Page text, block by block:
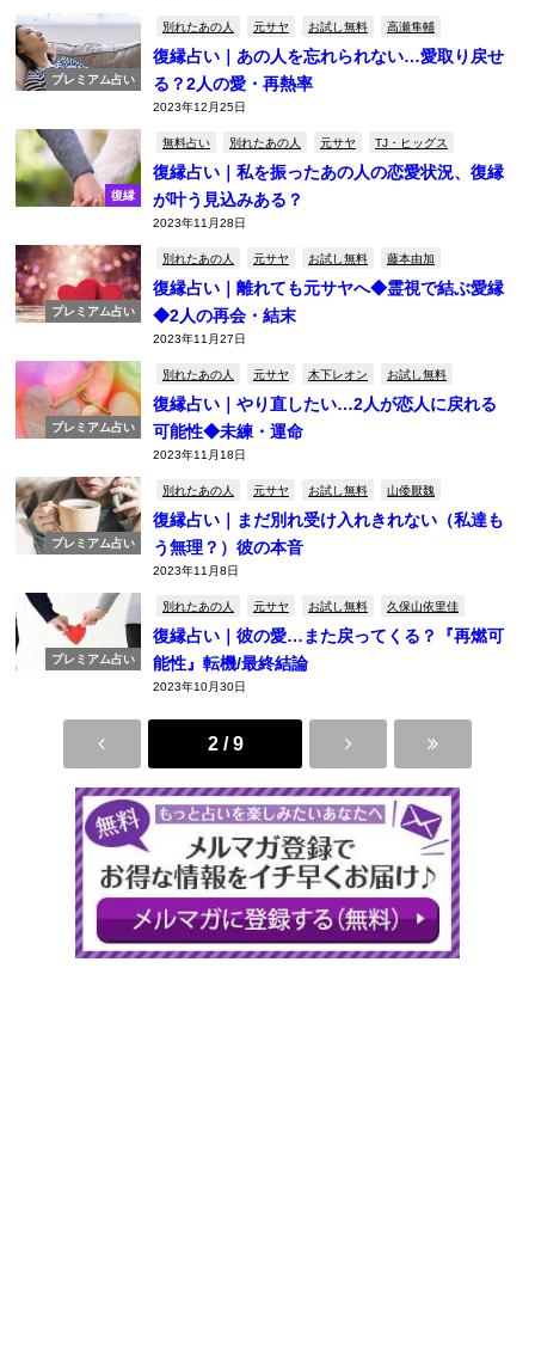
プレミアム占い
別れたあの人 元サヤ お試し無料 高瀬隼輔
復縁占い｜あの人を忘れられない…愛取り戻せ
る？2人の愛・再熱率
2023年12月25日
復縁
無料占い 別れたあの人 元サヤ TJ・ヒッグス
復縁占い｜私を振ったあの人の恋愛状況、復縁
が叶う見込みある？
2023年11月28日
プレミアム占い
別れたあの人 元サヤ お試し無料 藤本由加
復縁占い｜離れても元サヤへ◆霊視で結ぶ愛縁
◆2人の再会・結末
2023年11月27日
プレミアム占い
別れたあの人 元サヤ 木下レオン お試し無料
復縁占い｜やり直したい…2人が恋人に戻れる
可能性◆未練・運命
2023年11月18日
プレミアム占い
別れたあの人 元サヤ お試し無料 山倭厭魏
復縁占い｜まだ別れ受け入れきれない（私達も
う無理？）彼の本音
2023年11月8日
プレミアム占い
別れたあの人 元サヤ お試し無料 久保山依里佳
復縁占い｜彼の愛…また戻ってくる？『再燃可
能性』転機/最終結論
2023年10月30日
2 / 9